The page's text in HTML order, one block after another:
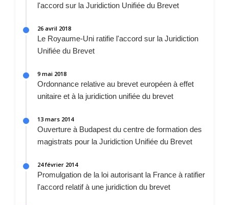
l'accord sur la Juridiction Unifiée du Brevet
26 avril 2018
Le Royaume-Uni ratifie l'accord sur la Juridiction
Unifiée du Brevet
9 mai 2018
Ordonnance relative au brevet européen à effet
unitaire et à la juridiction unifiée du brevet
13 mars 2014
Ouverture à Budapest du centre de formation des
magistrats pour la Juridiction Unifiée du Brevet
24 février 2014
Promulgation de la loi autorisant la France à ratifier
l'accord relatif à une juridiction du brevet